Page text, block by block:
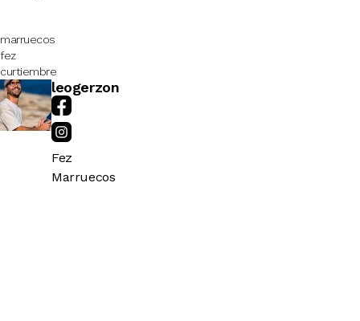
marruecos
fez
curtiembre
leogerzon
Fez
Marruecos